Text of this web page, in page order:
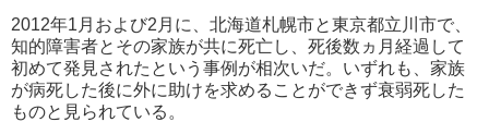
2012年1月および2月に、北海道札幌市と東京都立川市で、
知的障害者とその家族が共に死亡し、死後数ヵ月経過して
初めて発見されたという事例が相次いだ。いずれも、家族
が病死した後に外に助けを求めることができず衰弱死した
ものと見られている。